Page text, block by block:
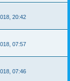
20:42
07:57
07:46